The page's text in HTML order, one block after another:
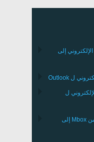
إلى
ل Outlook
ل
Mbox
إلى